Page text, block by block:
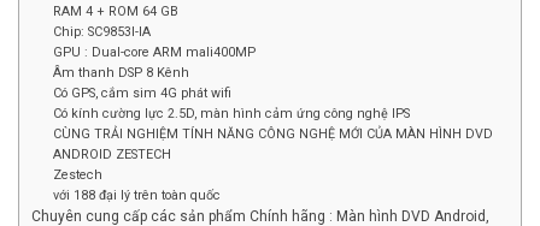
RAM 4 + ROM 64 GB
Chip: SC9853I-IA
GPU : Dual-core ARM mali400MP
Âm thanh DSP 8 Kênh
Có GPS, cắm sim 4G phát wifi
Có kính cường lực 2.5D, màn hình cảm ứng công nghệ IPS
CÙNG TRẢI NGHIỆM TÍNH NĂNG CÔNG NGHỆ MỚI CỦA MÀN HÌNH DVD
ANDROID ZESTECH
Zestech
với 188 đại lý trên toàn quốc
Chuyên cung cấp các sản phẩm Chính hãng : Màn hình DVD Android,